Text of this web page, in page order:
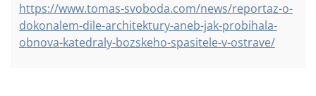
https://www.tomas-svoboda.com/news/reportaz-o-
dokonalem-dile-architektury-aneb-jak-probihala-
obnova-katedraly-bozskeho-spasitele-v-ostrave/